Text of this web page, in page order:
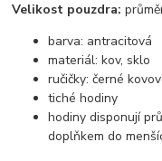
Velikost pouzdra:
barva: antracitová
materiál: kov, sklo
ručičky: černé
tiché hodiny
hodiny disponují
doplňkem do